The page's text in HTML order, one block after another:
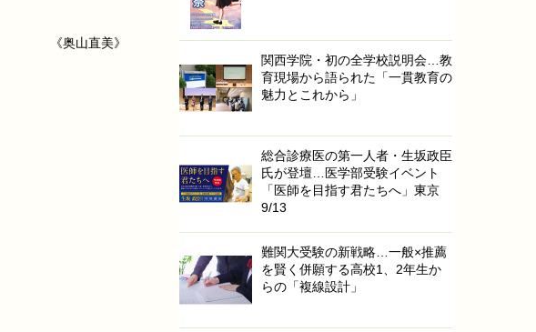
《奥山直美》
関西学院・初の全学校説明会…教
育現場から語られた「一貫教育の
魅力とこれから」
総合診療医の第一人者・生坂政臣
氏が登壇…医学部受験イベント
「医師を目指す君たちへ」東京
9/13
難関大受験の新戦略…一般×推薦
を賢く併願する高校1、2年生か
らの「複線設計」